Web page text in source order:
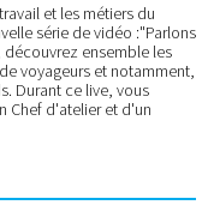
et les métiers du
série de vidéo :"Parlons
ensemble les
voyageurs et notamment,
Durant ce live, vous
Chef d'atelier et d'un